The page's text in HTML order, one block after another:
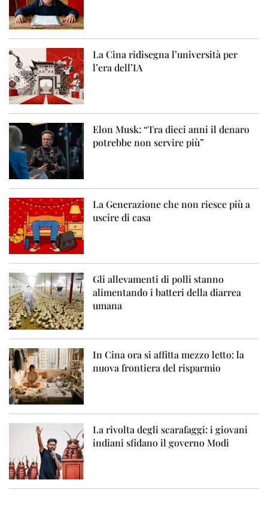
La Cina ridisegna l’università per
l’era dell’IA
Elon Musk: “Tra dieci anni il denaro
potrebbe non servire più”
La Generazione che non riesce più a
uscire di casa
Gli allevamenti di polli stanno
alimentando i batteri della diarrea
umana
In Cina ora si affitta mezzo letto: la
nuova frontiera del risparmio
La rivolta degli scarafaggi: i giovani
indiani sfidano il governo Modi